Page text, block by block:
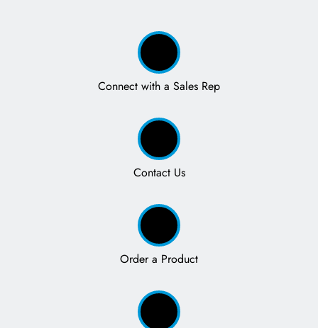
Connect with a Sales Rep
Contact Us
Order a Product